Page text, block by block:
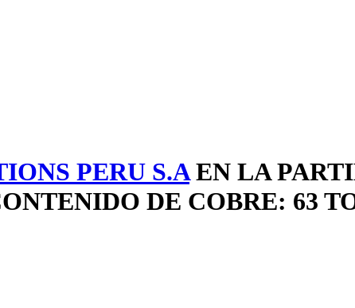
PERU S.AEN LA
DE COBRE: 63